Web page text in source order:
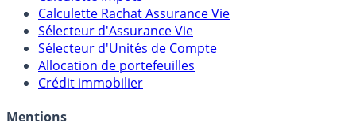
Calculateur d'intérêts
Calculette Impôts
Calculette Rachat Assurance Vie
Sélecteur d'Assurance Vie
Sélecteur d'Unités de Compte
Crédit immobilier